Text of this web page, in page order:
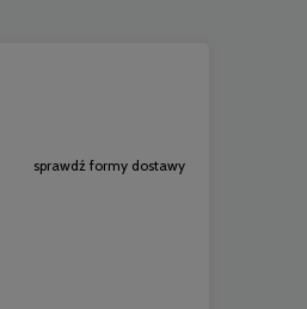
sprawdź formy dostawy